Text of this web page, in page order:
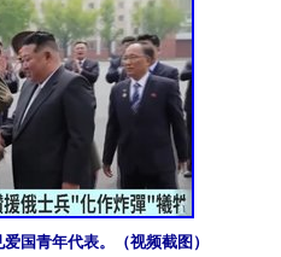
国青年代表。（视频截图）